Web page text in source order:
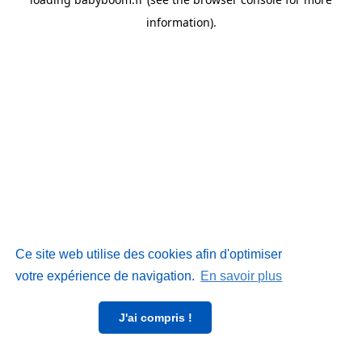
Ce site web utilise des cookies afin d'optimiser
votre expérience de navigation. En savoir plus
J'ai compris !
information).